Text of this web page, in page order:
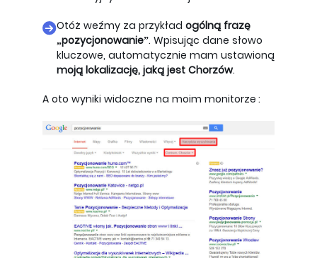
Otóż weźmy za przykład ogólną frazę
„pozycjonowanie”. Wpisując dane słowo
kluczowe, automatycznie mam ustawioną
moją lokalizację, jaką jest Chorzów.
A oto wyniki widoczne na moim monitorze: